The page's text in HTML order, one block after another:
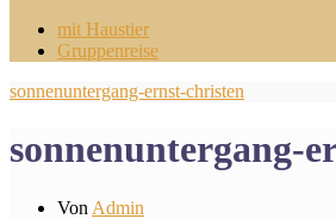
mit Haustier
Gruppenreise
sonnenuntergang-ernst-christen
sonnenuntergang-
Von Admin